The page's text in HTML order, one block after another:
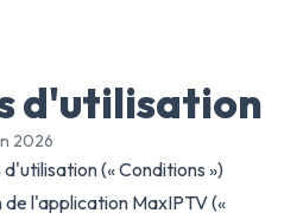
d'utilisation
2026
(« Conditions »)
l'application MaxIPTV («